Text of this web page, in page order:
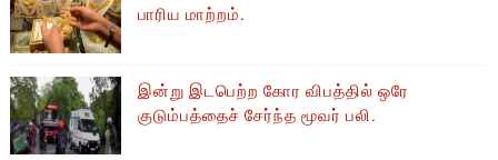
பாரிய மாற்றம்.
இன்று இடபெற்ற கோர விபத்தில் ஒரே
குடும்பத்தைச் சேர்ந்த மூவர் பலி.